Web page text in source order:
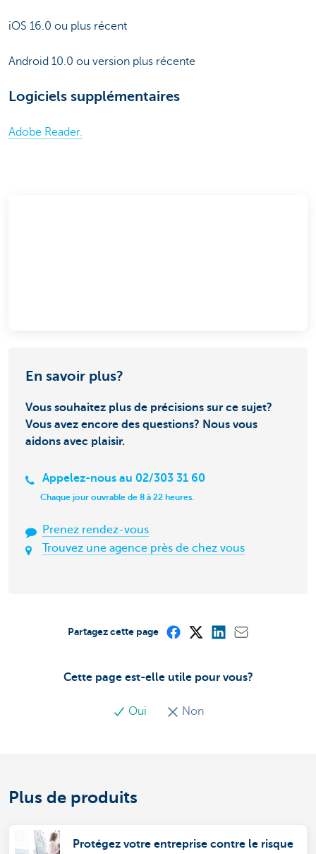
iOS 16.0 ou plus récent
Android 10.0 ou version plus récente
Logiciels supplémentaires
Adobe Reader.
En savoir plus?
Vous souhaitez plus de précisions sur ce sujet?
Vous avez encore des questions? Nous vous
aidons avec plaisir.
Appelez-nous au 02/303 31 60
Chaque jour ouvrable de 8 à 22 heures.
Prenez rendez-vous
Trouvez une agence près de chez vous
Cette page est-elle utile pour vous?
Oui Non
Partagez cette page
Plus de produits
Protégez votre entreprise contre le risque